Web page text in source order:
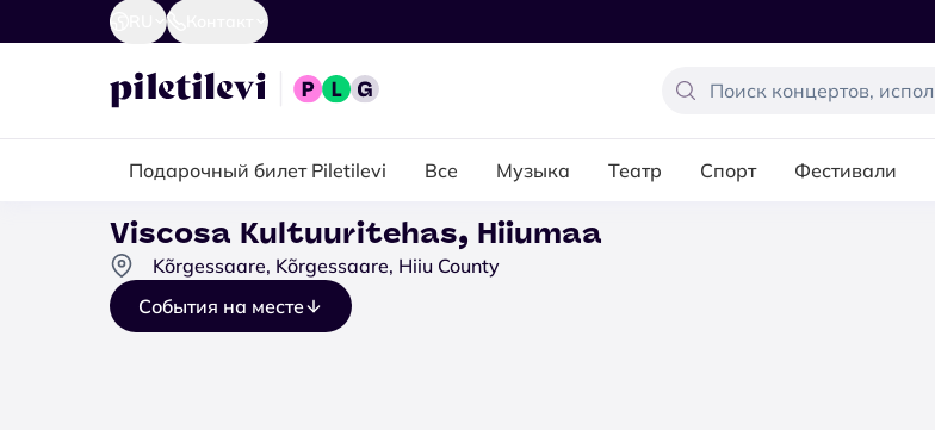
Подарочный билет Piletilevi Все Музыка Театр Спорт Фестивали
Viscosa Kultuuritehas, Hiiumaa
Kõrgessaare, Kõrgessaare, Hiiu County
События на месте